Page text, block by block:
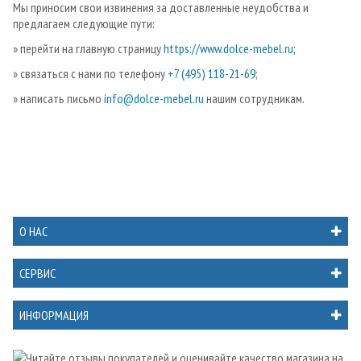
Мы приносим свои извинения за доставленные неудобства и
предлагаем следующие пути:
» перейти на главную страницуhttps://www.dolce-mebel.ru;
» связаться с нами по телефону +7 (495) 118-21-69;
» написать письмо info@dolce-mebel.ru нашим сотрудникам.
О НАС
СЕРВИС
ИНФОРМАЦИЯ